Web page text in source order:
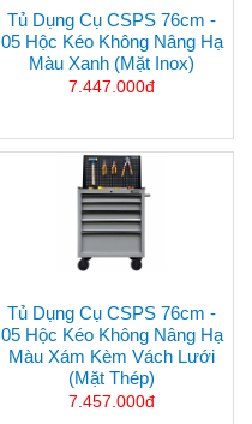
Tủ Dụng Cụ CSPS 76cm -
05 Hộc Kéo Không Nâng Hạ
Màu Xanh (mặt Inox)
7.447.000đ
Tủ Dụng Cụ CSPS 76cm -
05 Hộc Kéo Không Nâng Hạ
Màu Xám Kèm Vách Lưới
(mặt Thép)
7.457.000đ